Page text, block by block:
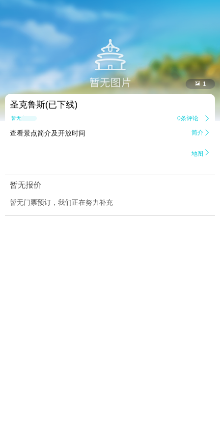
 1
圣克鲁斯(已下线)
暂无点评 0条评论 
查看景点简介及开放时间 简介 
地图 
暂无报价
暂无门票预订，我们正在努力补充